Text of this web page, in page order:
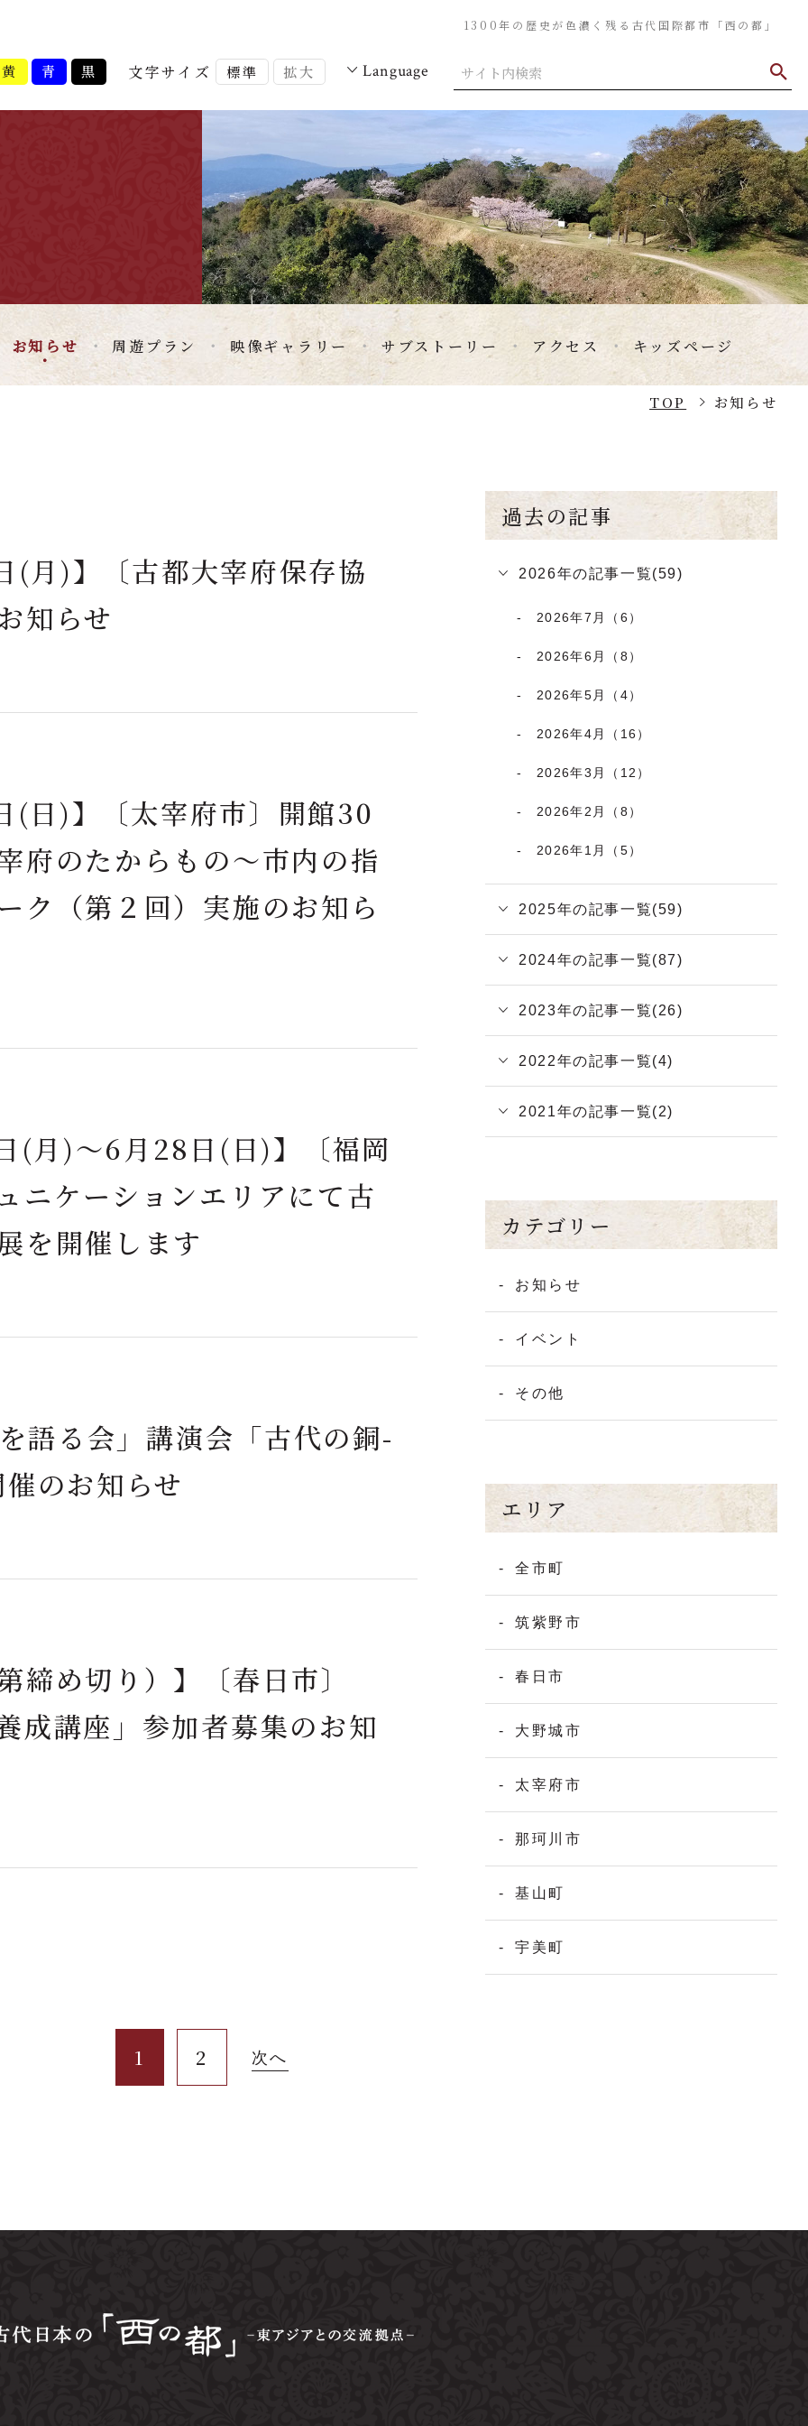
1300年の歴史が色濃く残る古代国際都市「西の都」
黄 青 黒 文字サイズ 標準 拡大 Language
お知らせ 周遊プラン 映像ギャラリー サブストーリー アクセス キッズページ
TOP お知らせ
(月)】〔古都大宰府保存協
知らせ
(日)】〔太宰府市〕開館30
府のたからもの～市内の指
ク（第２回）実施のお知ら
(月)～6月28日(日)】〔福岡
ニケーションエリアにて古
を開催します
語る会」講演会「古代の銅-
のお知らせ
締め切り）】〔春日市〕
成講座」参加者募集のお知
過去の記事
2026年の記事一覧(59)
2026年7月（6）
2026年6月（8）
2026年5月（4）
2026年4月（16）
2026年3月（12）
2026年2月（8）
2026年1月（5）
2025年の記事一覧(59)
2024年の記事一覧(87)
2023年の記事一覧(26)
2022年の記事一覧(4)
2021年の記事一覧(2)
カテゴリー
お知らせ
イベント
その他
エリア
全市町
筑紫野市
春日市
大野城市
太宰府市
那珂川市
基山町
宇美町
1 2 次へ